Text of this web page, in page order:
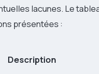
lacunes. Le
présentées :
Description